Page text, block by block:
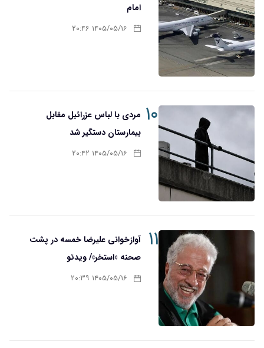
امام
۱۴۰۵/۰۵/۱۶ ۲۰:۴۶
۱۰ مردی با لباس عزرائیل مقابل
بیمارستان دستگیر شد
۱۴۰۵/۰۵/۱۶ ۲۰:۴۲
۱۱
آوازخوانی علیرضا خمسه در پشت
صحنه «استخر»/ ویدئو
۱۴۰۵/۰۵/۱۶ ۲۰:۳۹